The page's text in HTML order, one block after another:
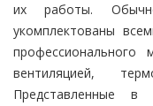
их работы.
укомплектованы
профессионального
вентиляцией,
Представленные